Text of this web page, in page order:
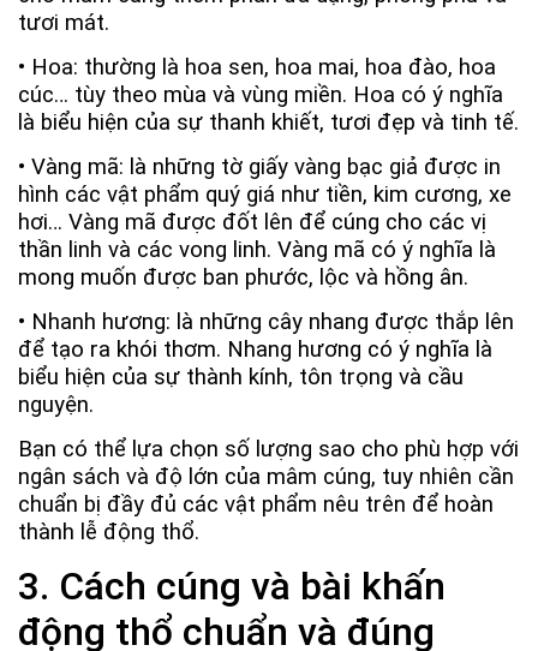
tươi mát.
• Hoa: thường là hoa sen, hoa mai, hoa đào, hoa
cúc… tùy theo mùa và vùng miền. Hoa có ý nghĩa
là biểu hiện của sự thanh khiết, tươi đẹp và tinh tế.
• Vàng mã: là những tờ giấy vàng bạc giả được in
hình các vật phẩm quý giá như tiền, kim cương, xe
hơi… Vàng mã được đốt lên để cúng cho các vị
thần linh và các vong linh. Vàng mã có ý nghĩa là
mong muốn được ban phước, lộc và hồng ân.
• Nhanh hương: là những cây nhang được thắp lên
để tạo ra khói thơm. Nhang hương có ý nghĩa là
biểu hiện của sự thành kính, tôn trọng và cầu
nguyện.
Bạn có thể lựa chọn số lượng sao cho phù hợp với
ngân sách và độ lớn của mâm cúng, tuy nhiên cần
chuẩn bị đầy đủ các vật phẩm nêu trên để hoàn
thành lễ động thổ.
3. Cách cúng và bài khấn
động thổ chuẩn và đúng